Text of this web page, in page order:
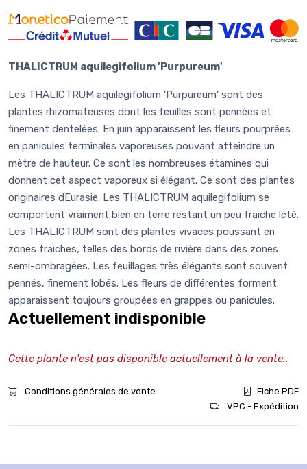
THALICTRUM aquilegifolium 'Purpureum'
Les THALICTRUM aquilegifolium 'Purpureum' sont des
plantes rhizomateuses dont les feuilles sont pennées et
finement dentelées. En juin apparaissent les fleurs pourprées
en panicules terminales vaporeuses pouvant atteindre un
mètre de hauteur. Ce sont les nombreuses étamines qui
donnent cet aspect vaporeux si élégant. Ce sont des plantes
originaires dEurasie. Les THALICTRUM aquilegifolium se
comportent vraiment bien en terre restant un peu fraiche lété.
Les THALICTRUM sont des plantes vivaces poussant en
zones fraiches, telles des bords de rivière dans des zones
semi-ombragées. Les feuillages très élégants sont souvent
pennés, finement lobés. Les fleurs de différentes forment
apparaissent toujours groupées en grappes ou panicules.
Actuellement indisponible
Cette plante n'est pas disponible actuellement à la vente..
Conditions générales de vente
Fiche PDF
VPC - Expédition